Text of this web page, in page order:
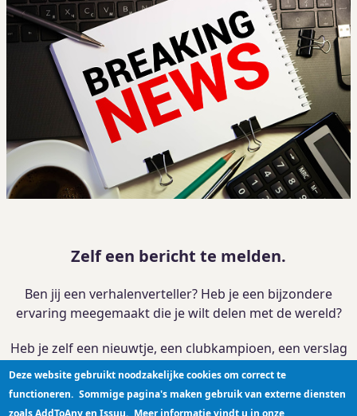
Zelf een bericht te melden.
Ben jij een verhalenverteller? Heb je een bijzondere
ervaring meegemaakt die je wilt delen met de wereld?
Heb je zelf een nieuwtje, een clubkampioen, een verslag
van je activiteit?
Je kan je verhaalhier plaatsen
Deze website gebruikt noodzakelijke cookies om correct te
functioneren. Sommige pagina's maken gebruik van externe diensten
zoals AddToAny en Issuu. Meer informatie vindt u in onze